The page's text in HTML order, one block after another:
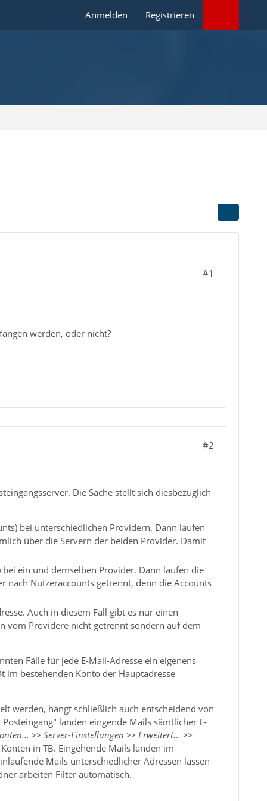
Anmelden Registrieren
#1
werden, oder nicht?
#2
Die Sache stellt sich diesbezüglich
bei unterschiedlichen Providern. Dann laufen
über die Servern der beiden Provider. Damit
ein und demselben Provider. Dann laufen die
nach Nutzeraccounts getrennt, denn die Accounts
Auch in diesem Fall gibt es nur einen
vom Providere nicht getrennt sondern auf dem
Fälle für jede E-Mail-Adresse ein eigenens
im bestehenden Konto der Hauptadresse
werden, hängt schließlich auch entscheidend von
landen eingende Mails sämtlicher E-
>> Server-Einstellungen >> Erweitert... >>
in TB. Eingehende Mails landen im
Mails unterschiedlicher Adressen lassen
arbeiten Filter automatisch.